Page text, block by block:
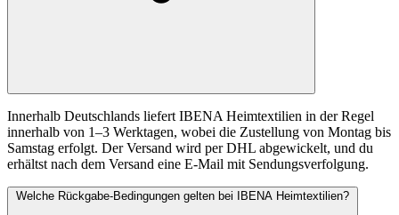
Innerhalb Deutschlands liefert IBENA Heimtextilien in der Regel
innerhalb von 1–3 Werktagen, wobei die Zustellung von Montag bis
Samstag erfolgt. Der Versand wird per DHL abgewickelt, und du
erhältst nach dem Versand eine E-Mail mit Sendungsverfolgung.
Welche Rückgabe-Bedingungen gelten bei IBENA Heimtextilien?